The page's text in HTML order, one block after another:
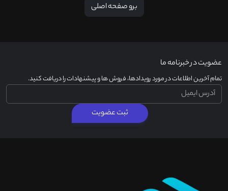
برو صفحه اصلی
عضویت در خبرنامه ما
تمام آخرین اطلاعات در مورد رویدادها، فروش ها و پیشنهادات را دریافت کنید.
ثبت عضویت